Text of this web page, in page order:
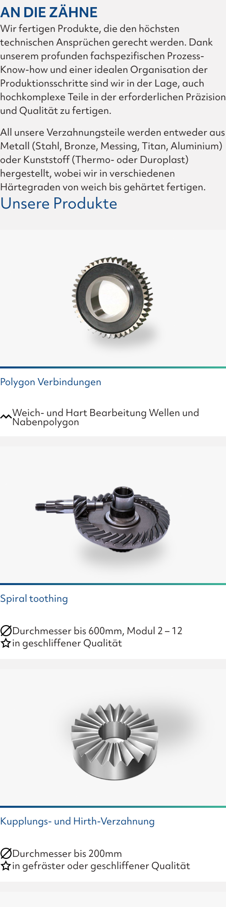
AN DIE ZÄHNE
Wir fertigen Produkte, die den höchsten
technischen Ansprüchen gerecht werden. Dank
unserem profunden fachspezifischen Prozess-
Know-how und einer idealen Organisation der
Produktionsschritte sind wir in der Lage, auch
hochkomplexe Teile in der erforderlichen Präzision
und Qualität zu fertigen.
All unsere Verzahnungsteile werden entweder aus
Metall (Stahl, Bronze, Messing, Titan, Aluminium)
oder Kunststoff (Thermo- oder Duroplast)
hergestellt, wobei wir in verschiedenen
Härtegraden von weich bis gehärtet fertigen.
Unsere Produkte
Polygon Verbindungen
Weich- und Hart Bearbeitung Wellen und
Nabenpolygon
Spiral toothing
Durchmesser bis 600mm, Modul 2 – 12
in geschliffener Qualität
Kupplungs- und Hirth-Verzahnung
Durchmesser bis 200mm
in gefräster oder geschliffener Qualität